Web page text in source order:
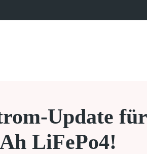
Update
LiFePo4!